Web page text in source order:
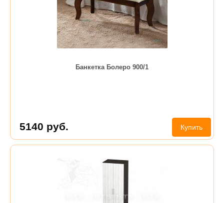
Банкетка Болеро 900/1
5140 руб. Купить